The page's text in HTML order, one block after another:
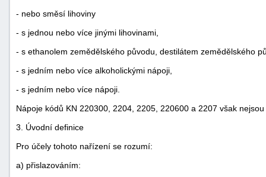
- nebo směsí lihoviny
- s jednou nebo více jinými lihovinami,
- s ethanolem zemědělského původu, destilátem zemědělského
- s jedním nebo více alkoholickými nápoji,
- s jedním nebo více nápoji.
Nápoje kódů KN 220300, 2204, 2205, 220600 a 2207 však
3. Úvodní definice
Pro účely tohoto nařízení se rozumí:
a) přislazováním: